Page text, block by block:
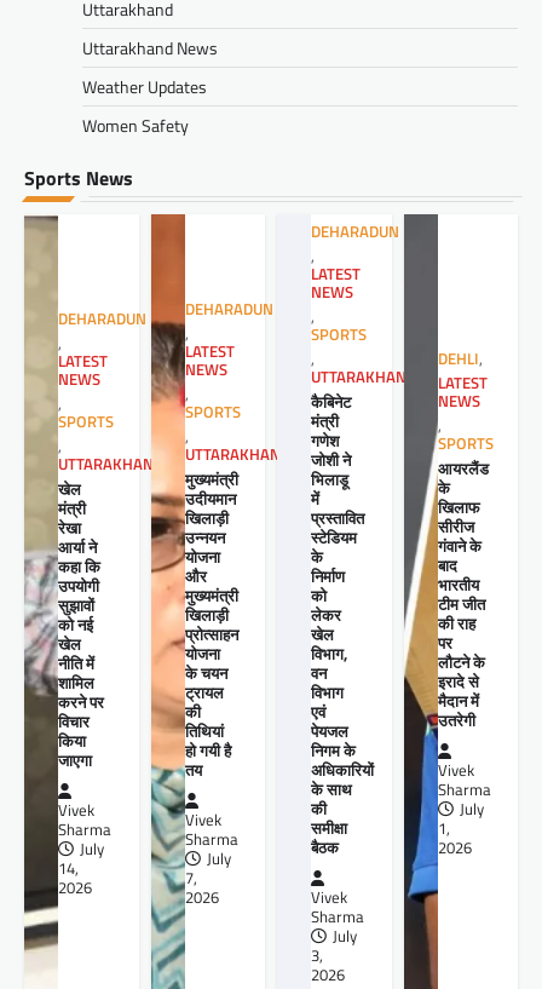
Uttarakhand
Uttarakhand News
Weather Updates
Women Safety
Sports News
DEHARADUN
,
LATEST
NEWS
,
SPORTS
,
UTTARAKHAND
खेल
मंत्री
रेखा
आर्या ने
कहा कि
उपयोगी
सुझावों
को नई
खेल
नीति में
शामिल
करने पर
विचार
किया
जाएगा
Vivek
Sharma
July
14,
2026
DEHARADUN
,
LATEST
NEWS
,
SPORTS
,
UTTARAKHAND
मुख्यमंत्री
उदीयमान
खिलाड़ी
उन्नयन
योजना
और
मुख्यमंत्री
खिलाड़ी
प्रोत्साहन
योजना
के चयन
ट्रायल
की
तिथियां
हो गयी है
तय
Vivek
Sharma
July
7,
2026
DEHARADUN
,
LATEST
NEWS
,
SPORTS
,
UTTARAKHAND
कैबिनेट
मंत्री
गणेश
जोशी ने
भिलाडू
में
प्रस्तावित
स्टेडियम
के
निर्माण
को
लेकर
खेल
विभाग,
वन
विभाग
एवं
पेयजल
निगम के
अधिकारियों
के साथ
की
समीक्षा
बैठक
Vivek
Sharma
July
3,
2026
DEHLI,
LATEST
NEWS
,
SPORTS
आयरलैंड
के
खिलाफ
सीरीज
गंवाने के
बाद
भारतीय
टीम जीत
की राह
पर
लौटने के
इरादे से
मैदान में
उतरेगी
Vivek
Sharma
July
1,
2026